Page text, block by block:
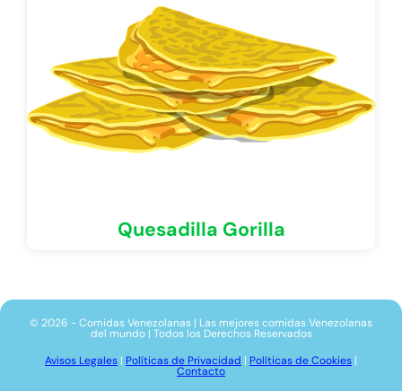
Quesadilla Gorilla
© 2026 - Comidas Venezolanas | Las mejores comidas Venezolanas
del mundo | Todos los Derechos Reservados
Avisos Legales | Políticas de Privacidad | Políticas de Cookies |
Contacto